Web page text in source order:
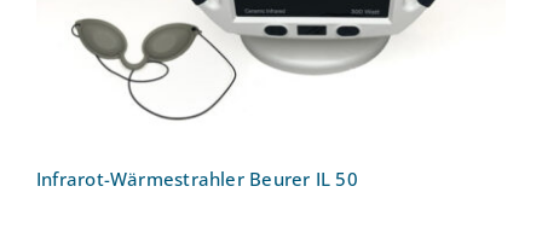
Infrarot-Wärmestrahler Beurer IL 50